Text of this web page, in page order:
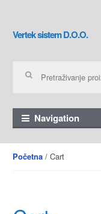
Skip to navigation
Skip to content
Vertek sistem D.O.O.
Navigation
Početna/ Cart